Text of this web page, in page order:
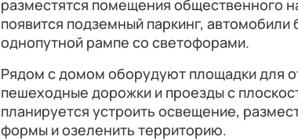
разместятся помещения общественного
появится подземный паркинг, автомобили
однопутной рампе со светофорами.
Рядом с домом оборудуют площадки для
пешеходные дорожки и проезды с
планируется устроить освещение,
формы и озеленить территорию.